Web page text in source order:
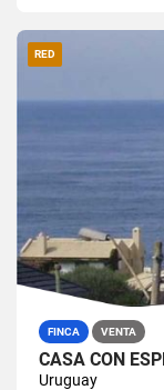
RED
FINCA VENTA
CASA CON
Uruguay